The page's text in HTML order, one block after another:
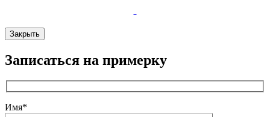
Закрыть
Записаться на примерку
Имя*